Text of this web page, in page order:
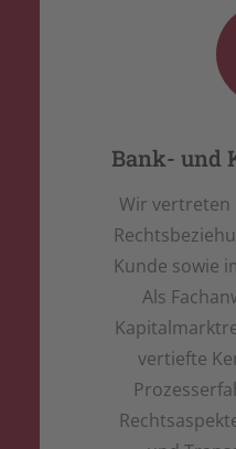
Bank- und
Wir vertreten
Kunde sowie
Als
vertiefte